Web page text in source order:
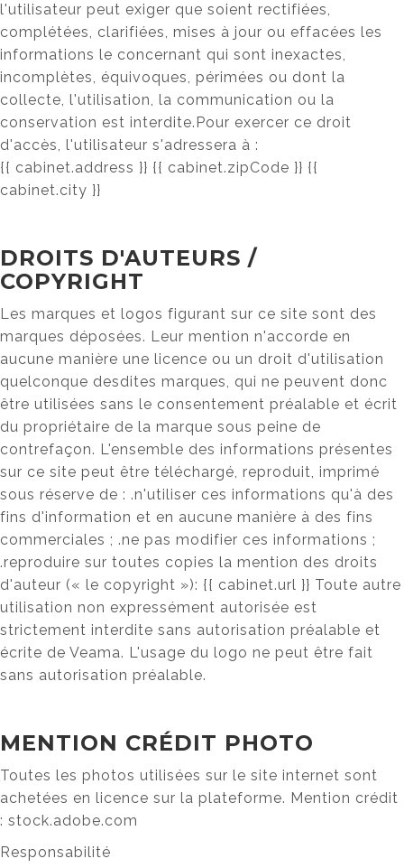
l'utilisateur peut exiger que soient rectifiées,
complétées, clarifiées, mises à jour ou effacées les
informations le concernant qui sont inexactes,
incomplètes, équivoques, périmées ou dont la
collecte, l'utilisation, la communication ou la
conservation est interdite.Pour exercer ce droit
d'accès, l'utilisateur s'adressera à :
{{ cabinet.address }} {{ cabinet.zipCode }} {{
cabinet.city }}
DROITS D'AUTEURS /
COPYRIGHT
Les marques et logos figurant sur ce site sont des
marques déposées. Leur mention n'accorde en
aucune manière une licence ou un droit d'utilisation
quelconque desdites marques, qui ne peuvent donc
être utilisées sans le consentement préalable et écrit
du propriétaire de la marque sous peine de
contrefaçon. L'ensemble des informations présentes
sur ce site peut être téléchargé, reproduit, imprimé
sous réserve de : .n'utiliser ces informations qu'à des
fins d'information et en aucune manière à des fins
commerciales ; .ne pas modifier ces informations ;
.reproduire sur toutes copies la mention des droits
d'auteur (« le copyright »): {{ cabinet.url }} Toute autre
utilisation non expressément autorisée est
strictement interdite sans autorisation préalable et
écrite de Veama. L'usage du logo ne peut être fait
sans autorisation préalable.
MENTION CRÉDIT PHOTO
Toutes les photos utilisées sur le site internet sont
achetées en licence sur la plateforme. Mention crédit
: stock.adobe.com
Responsabilité